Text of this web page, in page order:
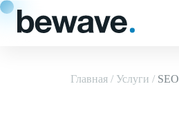
Главная Услуги